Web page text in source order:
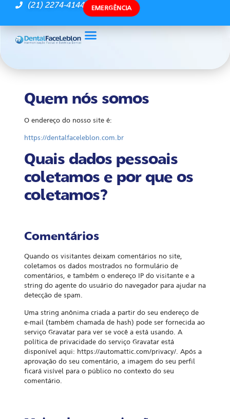
(21) 2274-4144 EMERGÊNCIA
Quem nós somos
O endereço do nosso site é:
https://dentalfaceleblon.com.br
Quais dados pessoais
coletamos e por que os
coletamos?
Comentários
Quando os visitantes deixam comentários no site,
coletamos os dados mostrados no formulário de
comentários, e também o endereço IP do visitante e a
string do agente do usuário do navegador para ajudar na
detecção de spam.
Uma string anônima criada a partir do seu endereço de
e-mail (também chamada de hash) pode ser fornecida ao
serviço Gravatar para ver se você a está usando. A
política de privacidade do serviço Gravatar está
disponível aqui: https://automattic.com/privacy/. Após a
aprovação do seu comentário, a imagem do seu perfil
ficará visível para o público no contexto do seu
comentário.